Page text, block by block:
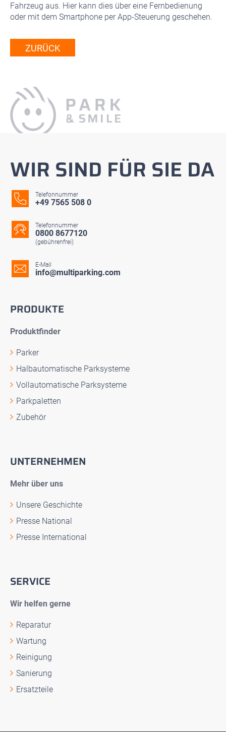
Fahrzeug aus. Hier kann dies über eine Fernbedienung
oder mit dem Smartphone per App-Steuerung geschehen.
ZURÜCK
WIR SIND FÜR SIE DA
Telefonnummer
+49 7565 508 0
Telefonnummer
0800 8677120
(gebührenfrei)
E-Mail
info@multiparking.com
PRODUKTE
Produktfinder
Parker
Halbautomatische Parksysteme
Vollautomatische Parksysteme
Parkpaletten
Zubehör
UNTERNEHMEN
Mehr über uns
Unsere Geschichte
Presse National
Presse International
SERVICE
Wir helfen gerne
Reparatur
Wartung
Reinigung
Sanierung
Ersatzteile